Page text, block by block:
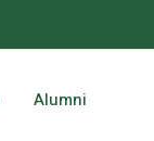
Alumni